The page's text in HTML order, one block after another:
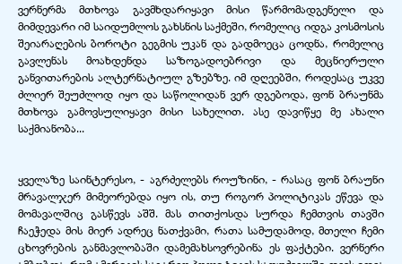
ვერნერმა მთხოვა გავმხდარიყავი მისი წარმომადგენელი და
მიმდევარი იმ საიდუმლოს გახსნის საქმეში, რომელიც იდგა კოსმოსის
შეიარაღების ბოროტი გეგმის უკან და გადმოეცა ცოდნა, რომელიც
გავლენას მოახდენდა საზოგადოებრივი და მეცნიერული
განვითარების ალტერნატიულ გზებზე. იმ დღეებში, როდესაც უკვე
ძლიერ შეუძლოდ იყო და საწოლიდან ვერ დგებოდა, ფონ ბრაუნმა
მთხოვა გამოვსულიყავი მისი სახელით. ასე დავიწყე მე ახალი
საქმიანობა...
ყველაზე საინტერესო, - აგრძელებს როუზინი, -რასაც ფონ ბრაუნი
მრავალჯერ მიმეორებდა იყო ის, თუ როგორ პოლიტიკას ეწევა და
მომავალშიც გასწევს აშშ. მას თითქოსდა სურდა ჩემთვის თავში
ჩაეჭედა მის მიერ ადრეც ნათქვამი, რათა სამუდამოდ, მთელი ჩემი
ცხოვრების განმავლობაში დამემახსოვრებინა ეს ფაქტები. ვერნერი